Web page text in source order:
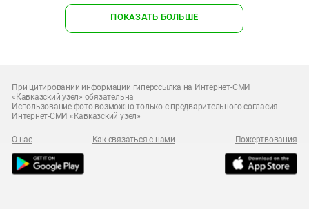
ПОКАЗАТЬ БОЛЬШЕ
При цитировании информации гиперссылка на Интернет-СМИ
«Кавказский узел» обязательна
Использование фото возможно только с предварительного согласия
Интернет-СМИ «Кавказский узел»
О нас Как связаться с нами Пожертвования